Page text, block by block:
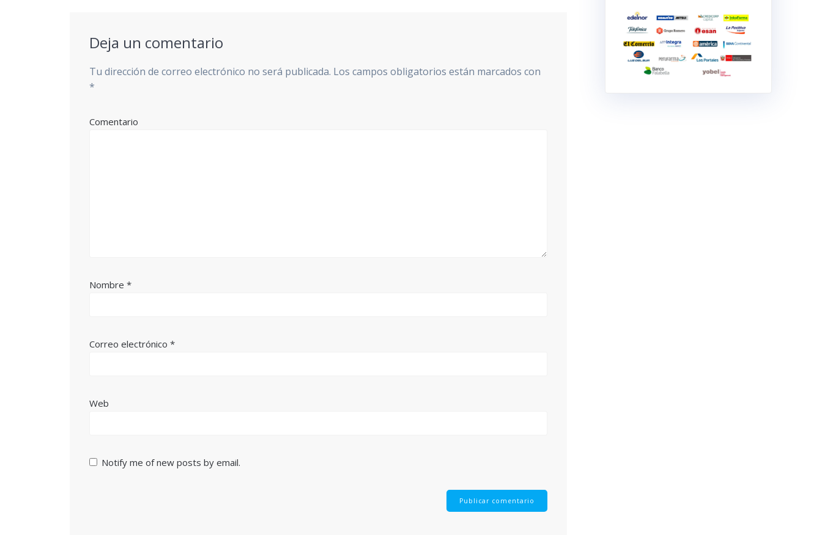
Deja un comentario
Tu dirección de correo electrónico no será publicada. Los campos obligatorios están marcados con
*
Comentario
Nombre*
Correo electrónico*
Web
Notify me of new posts by email.